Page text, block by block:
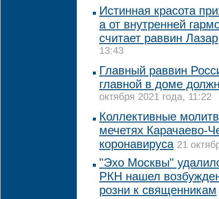
Истинная красота
а от внутренней
считает раввин Лазар
13:43
Главный раввин
главной в доме
октября 2021 года, 11:22
Коллективные
мечетях Карачаево-
коронавируса 21
"Эхо Москвы"
РКН нашел
розни к священникам